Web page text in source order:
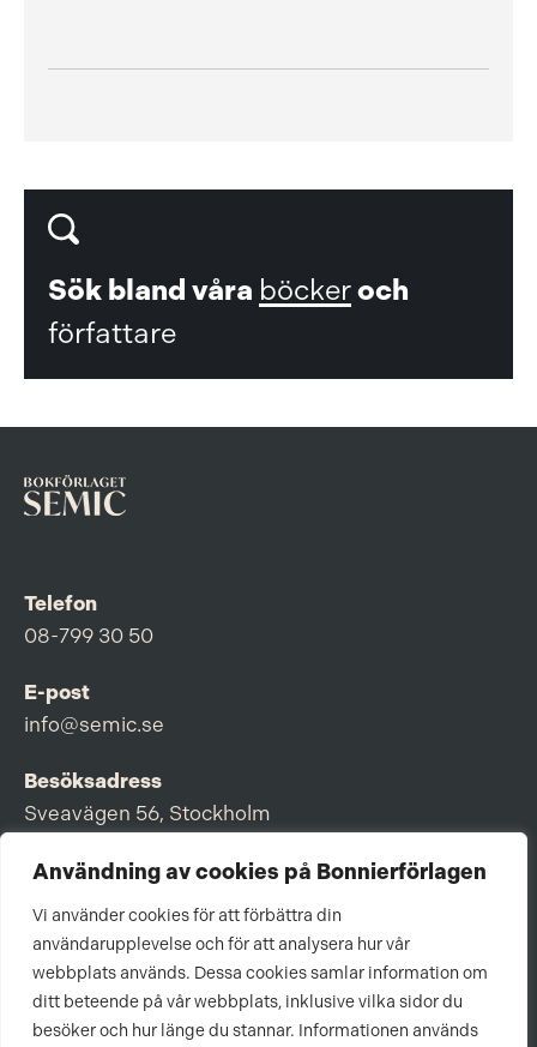
Användning av cookies på Bonnierförlagen
Vi använder cookies för att förbättra din
användarupplevelse och för att analysera hur vår
webbplats används. Dessa cookies samlar information om
ditt beteende på vår webbplats, inklusive vilka sidor du
besöker och hur länge du stannar. Informationen används
Sök bland våra böckeroch
författare
Telefon
08-799 30 50
E-post
info@semic.se
Besöksadress
Sveavägen 56, Stockholm
Postadress
Om Bonnierförlagen